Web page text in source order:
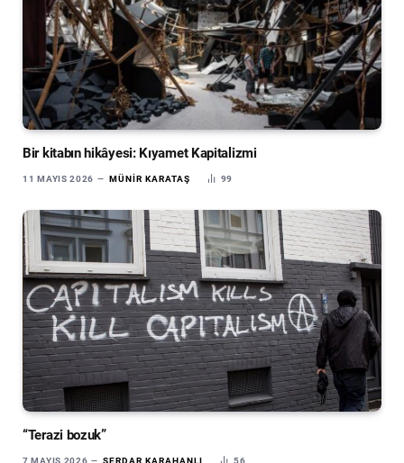
Bir kitabın hikâyesi: Kıyamet Kapitalizmi
11 MAYIS 2026 MÜNIR KARATAŞ 99
“Terazi bozuk”